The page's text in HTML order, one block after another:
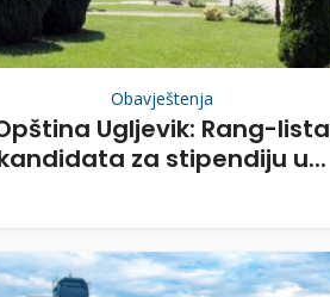
Obavještenja
Ugljevik: Rang-lista
za stipendiju u...